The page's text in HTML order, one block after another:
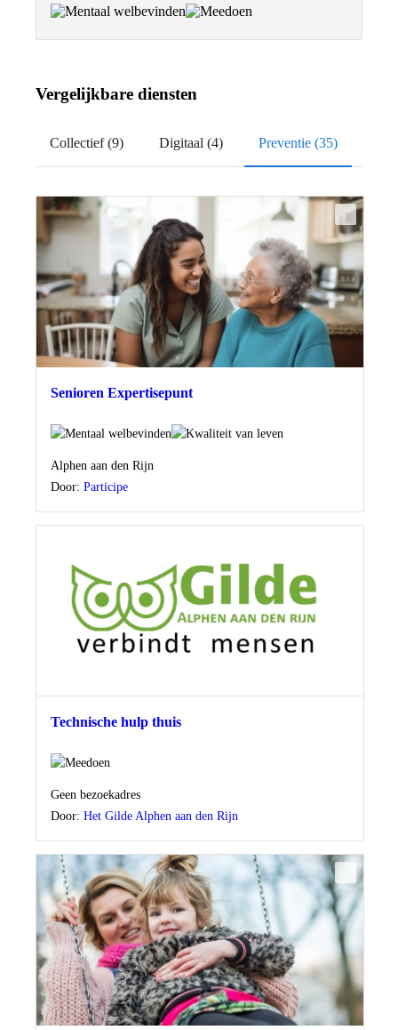
Vergelijkbare diensten
Collectief (9) Digitaal (4) Preventie (35)
Senioren Expertisepunt
Locatie
Alphen aan den Rijn
Door: Participe
Technische hulp thuis
Locatie
Geen bezoekadres
Door: Het Gilde Alphen aan den Rijn